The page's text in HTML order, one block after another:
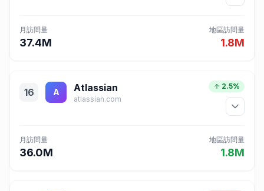
月訪問量
37.4M
地區訪問量
1.8M
16 A Atlassian
atlassian.com
2.5%
月訪問量
36.0M
地區訪問量
1.8M